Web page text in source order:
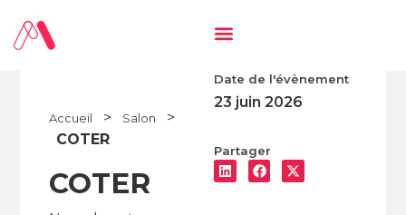
Accueil > Salon
>
COTER
COTER
Date de l'évènement
23 juin 2026
Partager